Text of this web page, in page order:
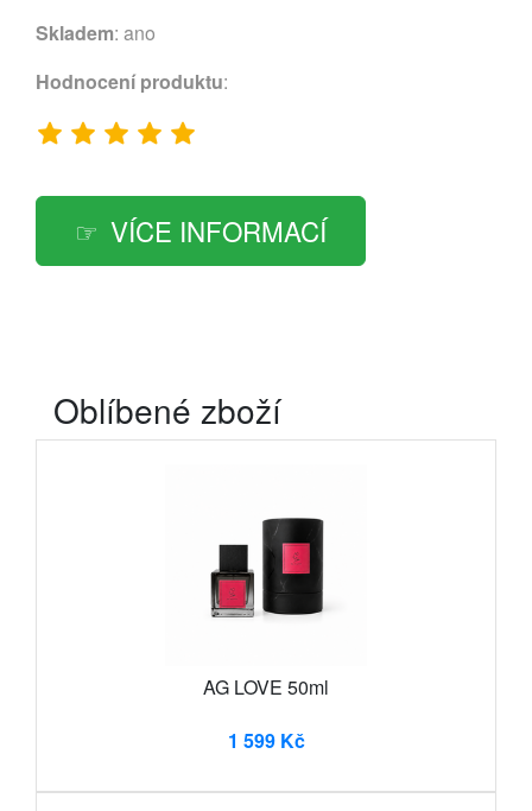
Skladem: ano
Hodnocení produktu:
VÍCE INFORMACÍ
Oblíbené zboží
AG LOVE 50ml
1 599 Kč